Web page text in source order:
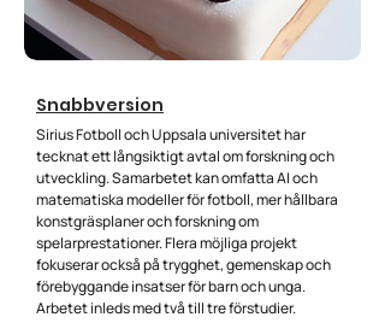
Snabbversion
Sirius Fotboll och Uppsala universitet har
tecknat ett långsiktigt avtal om forskning och
utveckling. Samarbetet kan omfatta AI och
matematiska modeller för fotboll, mer hållbara
konstgräsplaner och forskning om
spelarprestationer. Flera möjliga projekt
fokuserar också på trygghet, gemenskap och
förebyggande insatser för barn och unga.
Arbetet inleds med två till tre förstudier.